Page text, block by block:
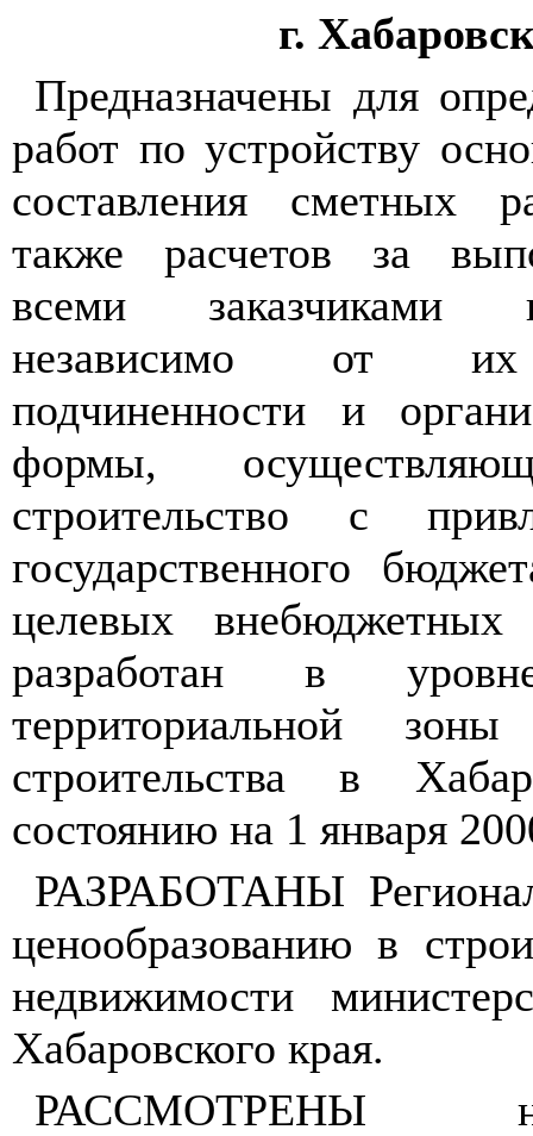
г.
Предназначены для
работ по устройству
составления сметных
также расчетов за
всеми заказчиками
независимо от их
подчиненности и
формы,
строительство с
государственного
целевых
разработан в
территориальной зоны
строительства в
состоянию на 1 января
РАЗРАБОТАНЫ
ценообразованию в
недвижимости
Хабаровского края.
РАССМОТРЕНЫ